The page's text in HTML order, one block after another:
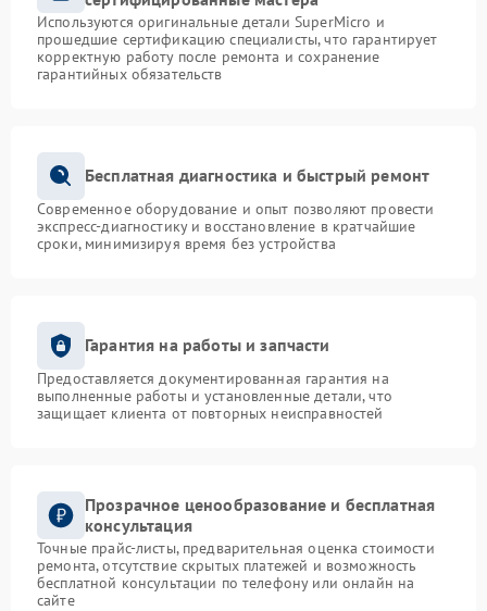
Используются оригинальные детали SuperMicro и
прошедшие сертификацию специалисты, что гарантирует
корректную работу после ремонта и сохранение
гарантийных обязательств
Бесплатная диагностика и быстрый ремонт
Современное оборудование и опыт позволяют провести
экспресс-диагностику и восстановление в кратчайшие
сроки, минимизируя время без устройства
Гарантия на работы и запчасти
Предоставляется документированная гарантия на
выполненные работы и установленные детали, что
защищает клиента от повторных неисправностей
Прозрачное ценообразование и бесплатная
консультация
Точные прайс-листы, предварительная оценка стоимости
ремонта, отсутствие скрытых платежей и возможность
бесплатной консультации по телефону или онлайн на
сайте